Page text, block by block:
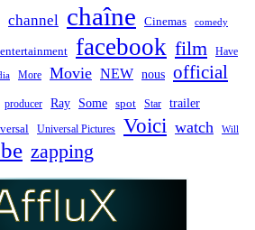
channel chaîne Cinemas comedy
entertainment facebook film Have
More Movie NEW nous official
producer Ray Some spot Star trailer
Universal Pictures Voici watch Will
zapping